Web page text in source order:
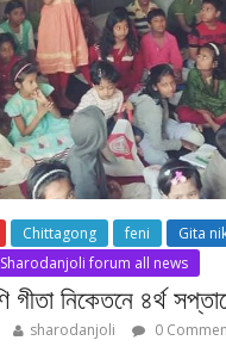
Chittagong feni
Gita
Sharodanjoli forum all news
গীতা নিকেতনে ৪র্থ
sharodanjoli 0